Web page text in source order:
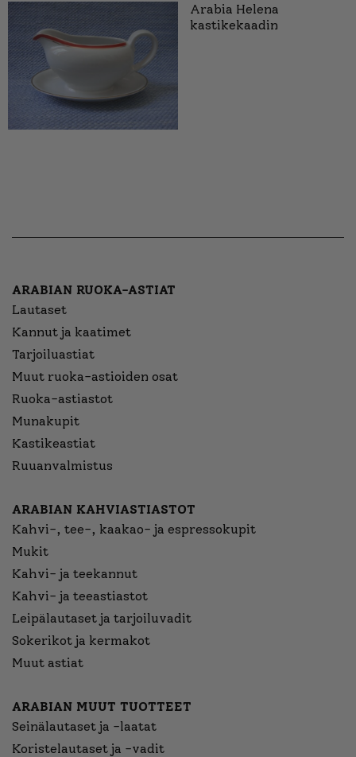
Arabia Helena
kastikekaadin
ARABIAN RUOKA-ASTIAT
Lautaset
Kannut ja kaatimet
Tarjoiluastiat
Muut ruoka-astioiden osat
Ruoka-astiastot
Munakupit
Kastikeastiat
Ruuanvalmistus
ARABIAN KAHVIASTIASTOT
Kahvi-, tee-, kaakao- ja espressokupit
Mukit
Kahvi- ja teekannut
Kahvi- ja teeastiastot
Leipälautaset ja tarjoiluvadit
Sokerikot ja kermakot
Muut astiat
ARABIAN MUUT TUOTTEET
Seinälautaset ja -laatat
Koristelautaset ja -vadit